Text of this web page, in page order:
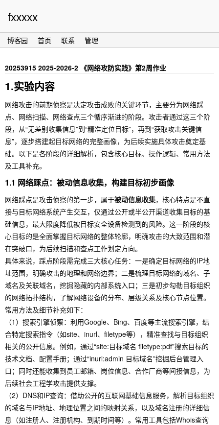
fxxxxx
博客园 首页 联系 管理
20253915 2025-2026-2 《网络攻防实践》第2周作业
1.实验内容
网络攻击的前期侦察是决定攻击成败的关键环节，主要分为网络踩
点、网络扫描、网络查点三个循序渐进的阶段。攻击者通过这三个阶
段，从“无差别收集信息”到“精准定位目标”，再到“获取攻击关键信
息”，逐步搭建起目标网络的完整画像，为后续实施具体攻击奠定基
础。以下是各阶段的详细解析，包含核心目标、操作逻辑、常用方法
及工具补充。
1.1 网络踩点：被动信息收集，构建目标初步画像
网络踩点是攻击侦察的第一步，属于被动信息收集，核心特点是不直
接与目标网络系统产生交互，仅通过公开或半公开渠道收集目标的基
础信息，最大限度降低被目标安全设备检测到的风险。这一阶段的核
心目标的是全面掌握目标网络的整体轮廓，明确攻击的大致范围和潜
在突破口，为后续扫描和查点工作划定方向。
具体来说，踩点阶段需完成三大核心任务：一是确定目标网络的IP地
址范围，明确攻击的地理和网络边界；二是梳理目标网络的域名、子
域名及关联域名，挖掘隐藏的内部系统入口；三是初步勾勒目标组织
的网络拓扑结构，了解网络设备的分布、层级关系及核心节点位置。
常用方法及细节补充如下：
（1）搜索引擎侦察：利用Google、Bing、百度等主流搜索引擎，结
合特定搜索指令（如site、inurl、filetype等），精准查找与目标组织
相关的公开信息。例如，通过“site:目标域名 filetype:pdf”搜索目标的
技术文档、配置手册；通过“inurl:admin 目标域名”挖掘后台管理入
口；同时还能收集到员工邮箱、岗位信息、合作厂商等间接信息，为
后续社会工程学攻击提供支撑。
（2）DNS和IP查询：借助公开的互联网基础信息服务，解析目标组织
的域名与IP地址、地理位置之间的映射关系，以及域名注册的详细信
息（如注册人、注册机构、到期时间等）。常用工具包括Whois查询